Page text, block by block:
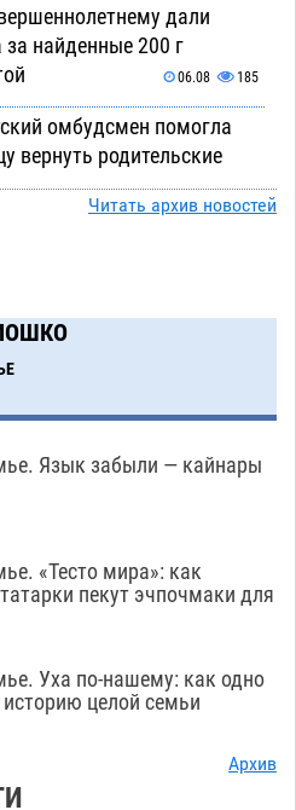
дали
найденные 200 г
06.08 185
омбудсмен помогла
вернуть родительские
06.08 280
назвали причину
погиб 3-месячный малыш
миллионы за порчу
сельхозугодий
заставит астраханцев
05.08
Золотой Орды
музее
увезли в больницу после
Астрахани
перепись воробьев
Читать архив новостей
Язык забыли — кайнары
«Тесто мира»: как
пекут эчпочмаки для
Уха по-нашему: как одно
целой семьи
Архив